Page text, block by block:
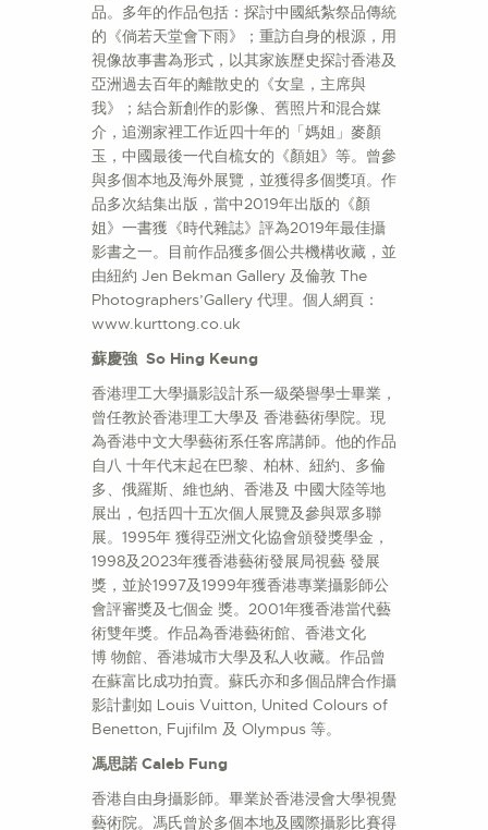
品。多年的作品包括：探討中國紙紮祭品傳統
的《倘若天堂會下雨》；重訪自身的根源，用
視像故事書為形式，以其家族歷史探討香港及
亞洲過去百年的離散史的《女皇，主席與
我》；結合新創作的影像、舊照片和混合媒
介，追溯家裡工作近四十年的「媽姐」麥顏
玉，中國最後一代自梳女的《顏姐》等。曾參
與多個本地及海外展覽，並獲得多個獎項。作
品多次結集出版，當中2019年出版的《顏
姐》一書獲《時代雜誌》評為2019年最佳攝
影書之一。目前作品獲多個公共機構收藏，並
由紐約 Jen Bekman Gallery 及倫敦 The
Photographers’Gallery 代理。個人網頁：
www.kurttong.co.uk
蘇慶強 So Hing Keung
香港理工大學攝影設計系一級榮譽學士畢業，
曾任教於香港理工大學及 香港藝術學院。現
為香港中文大學藝術系任客席講師。他的作品
自八 十年代末起在巴黎、柏林、紐約、多倫
多、俄羅斯、維也納、香港及 中國大陸等地
展出，包括四十五次個人展覽及參與眾多聯
展。1995年 獲得亞洲文化協會頒發獎學金，
1998及2023年獲香港藝術發展局視藝 發展
獎，並於1997及1999年獲香港專業攝影師公
會評審獎及七個金 獎。2001年獲香港當代藝
術雙年獎。作品為香港藝術館、香港文化
博 物館、香港城市大學及私人收藏。作品曾
在蘇富比成功拍賣。蘇氏亦和多個品牌合作攝
影計劃如 Louis Vuitton, United Colours of
Benetton, Fujifilm 及 Olympus 等。
馮思諾 Caleb Fung
香港自由身攝影師。畢業於香港浸會大學視覺
藝術院。馮氏曾於多個本地及國際攝影比賽得